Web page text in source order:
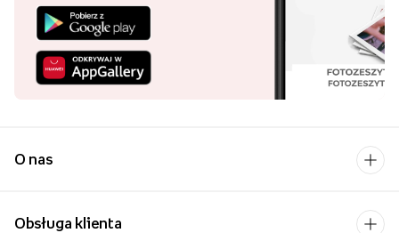
O nas
Obsługa klienta